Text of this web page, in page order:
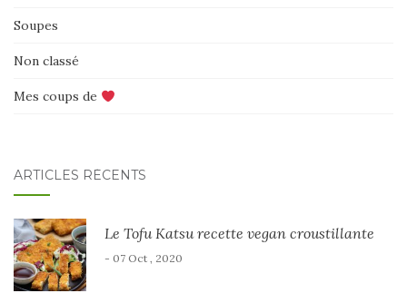
Soupes
Non classé
Mes coups de
ARTICLES RÉCENTS
Le Tofu Katsu recette vegan croustillante
- 07 Oct , 2020